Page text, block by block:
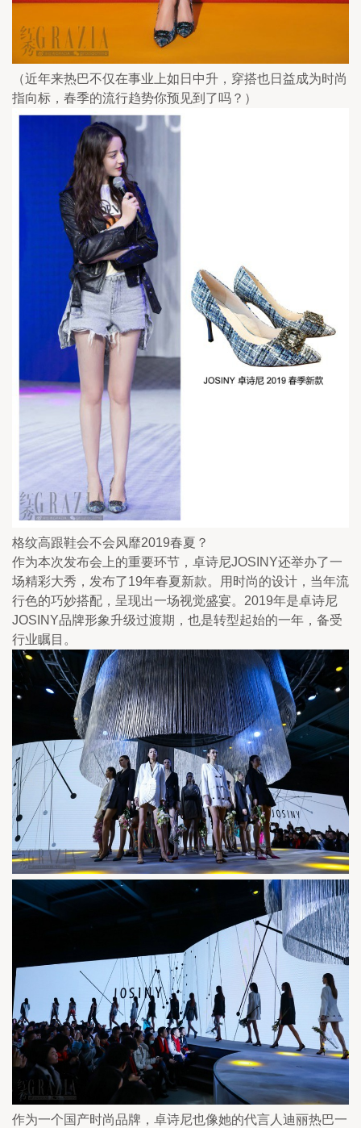
（近年来热巴不仅在事业上如日中升，穿搭也日益成为时尚
指向标，春季的流行趋势你预见到了吗？）
格纹高跟鞋会不会风靡2019春夏？
作为本次发布会上的重要环节，卓诗尼JOSINY还举办了一
场精彩大秀，发布了19年春夏新款。用时尚的设计，当年流
行色的巧妙搭配，呈现出一场视觉盛宴。2019年是卓诗尼
JOSINY品牌形象升级过渡期，也是转型起始的一年，备受
行业瞩目。
作为一个国产时尚品牌，卓诗尼也像她的代言人迪丽热巴一